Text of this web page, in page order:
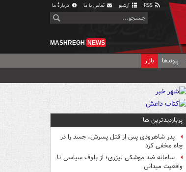
آرشیو تماس با ما دربارهٔ ما
MASHREGH NEWS
پیوندها بازار
پربازدیدترین ها
پدر شاهرودی پس از قتل پسرش، جسد را در
چاه مخفی کرد
سامانه ضد موشکی لیزری؛ از بلوف سیاسی تا
واقعیت میدانی